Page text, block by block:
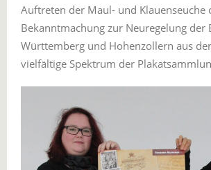
Auftreten der Maul- und Klauenseuche
Bekanntmachung zur Neuregelung der
Württemberg und Hohenzollern aus
vielfältige Spektrum der